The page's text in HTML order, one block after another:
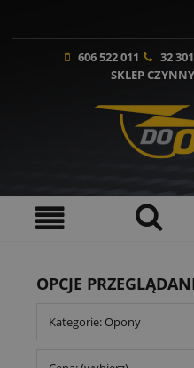
606 522 011 32
SKLEP CZYNNY
OPCJE
Kategorie: Opony